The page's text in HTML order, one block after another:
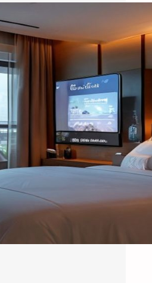
回到房间，打开电视，50
，最后还是掏出手机看短视
商务客人的日常。 …